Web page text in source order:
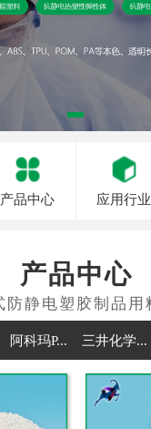
产品中心 应用行业
产品中心
阿科玛P... 三井化学...